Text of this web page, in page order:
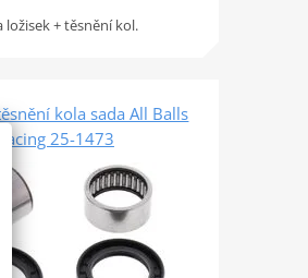
ložisek + těsnění kol.
kola sada All Balls
Racing 25-1473